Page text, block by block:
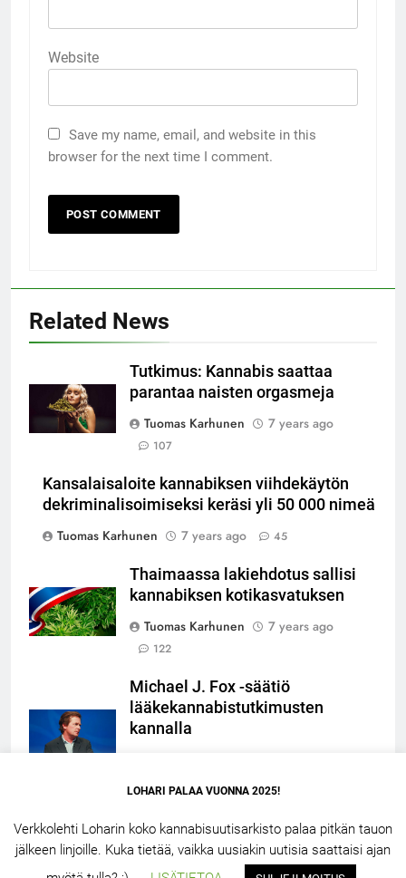
Website
Save my name, email, and website in this
browser for the next time I comment.
Related News
Tutkimus: Kannabis saattaa
parantaa naisten orgasmeja
Tuomas Karhunen
7 years ago
107
Kansalaisaloite kannabiksen viihdekäytön
dekriminalisoimiseksi keräsi yli 50 000 nimeä
Tuomas Karhunen
7 years ago 45
Thaimaassa lakiehdotus sallisi
kannabiksen kotikasvatuksen
Tuomas Karhunen
7 years ago
122
Michael J. Fox -säätiö
lääkekannabistutkimusten
kannalla
LOHARI.NET 2.5 – 2026. Powered ByBlazeThemes
LOHARI PALAA VUONNA 2025!
Verkkolehti Loharin koko kannabisuutisarkisto palaa pitkän tauon
jälkeen linjoille. Kuka tietää, vaikka uusiakin uutisia saattaisi ajan